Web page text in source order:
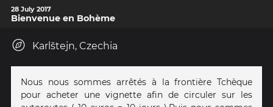
28 July 2017
Bienvenue en Bohème
Karlštejn, Czechia
Nous nous sommes arrêtés à la frontière Tchèque
pour acheter une vignette afin de circuler sur les